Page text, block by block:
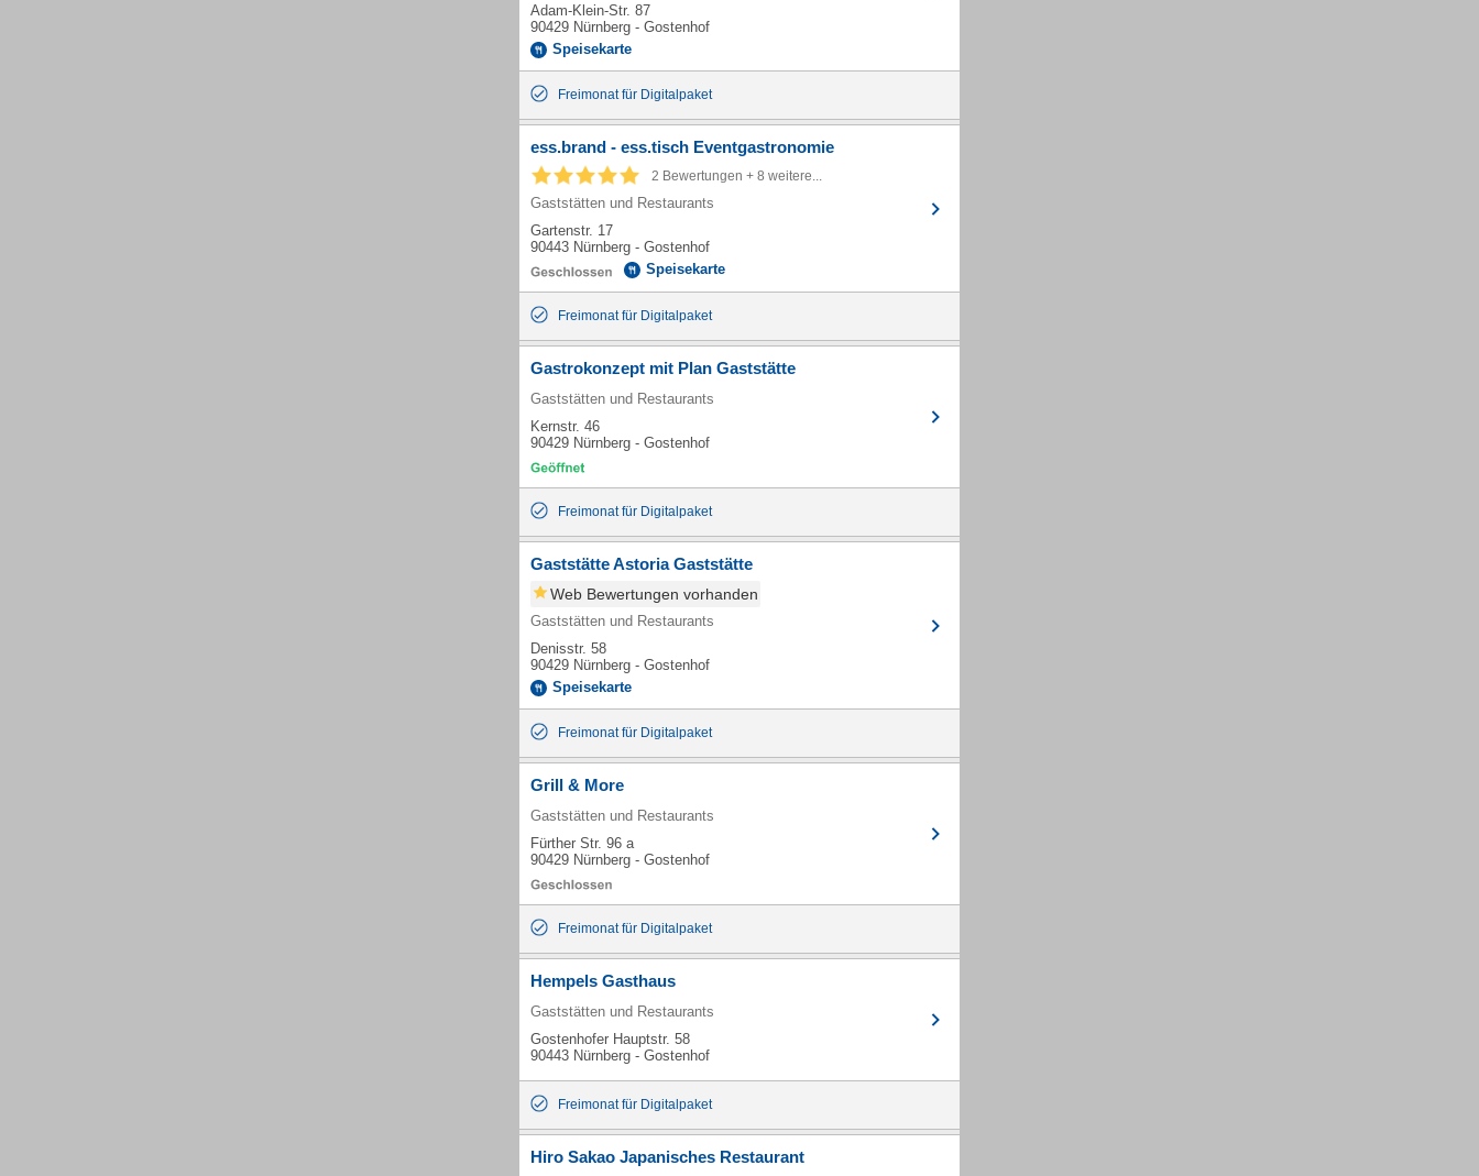
Adam-Klein-Str. 87
90429 Nürnberg - Gostenhof
Speisekarte
Freimonat für Digitalpaket
ess.brand - ess.tisch Eventgastronomie
2 Bewertungen + 8 weitere...
Gaststätten und Restaurants
Gartenstr. 17
90443 Nürnberg - Gostenhof
Speisekarte
Freimonat für Digitalpaket
Gastrokonzept mit Plan Gaststätte
Gaststätten und Restaurants
Kernstr. 46
90429 Nürnberg - Gostenhof
Freimonat für Digitalpaket
Gaststätte Astoria Gaststätte
Web Bewertungen vorhanden
Gaststätten und Restaurants
Denisstr. 58
90429 Nürnberg - Gostenhof
Speisekarte
Freimonat für Digitalpaket
Grill & More
Gaststätten und Restaurants
Fürther Str. 96 a
90429 Nürnberg - Gostenhof
Freimonat für Digitalpaket
Hempels Gasthaus
Gaststätten und Restaurants
Gostenhofer Hauptstr. 58
90443 Nürnberg - Gostenhof
Freimonat für Digitalpaket
Hiro Sakao Japanisches Restaurant